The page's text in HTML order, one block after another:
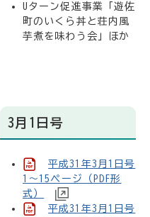
Uターン促進事業「遊佐
町のいくら丼と荘内風
芋煮を味わう会」ほか
3月1日号
平成31年3月1日号
1～15ページ（PDF形
式）
平成31年3月1日号